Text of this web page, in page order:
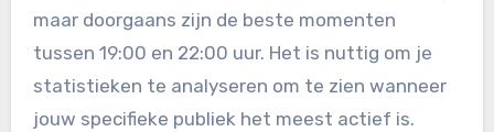
maar doorgaans zijn de beste momenten
tussen 19:00 en 22:00 uur. Het is nuttig om je
statistieken te analyseren om te zien wanneer
jouw specifieke publiek het meest actief is.